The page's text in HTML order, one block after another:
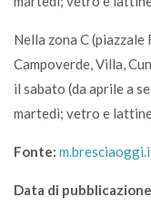
Nella zona C
Campoverde, Villa,
il sabato (da aprile a
martedì; vetro e
Fonte:
Data di pubblicazione